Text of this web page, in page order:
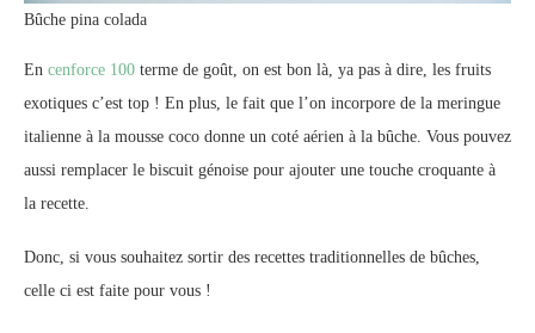
Bûche pina colada
En cenforce 100 terme de goût, on est bon là, ya pas à dire, les fruits
exotiques c’est top ! En plus, le fait que l’on incorpore de la meringue
italienne à la mousse coco donne un coté aérien à la bûche. Vous pouvez
aussi remplacer le biscuit génoise pour ajouter une touche croquante à
la recette.
Donc, si vous souhaitez sortir des recettes traditionnelles de bûches,
celle ci est faite pour vous !